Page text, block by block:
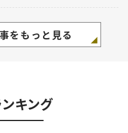
をもっと見る
キング